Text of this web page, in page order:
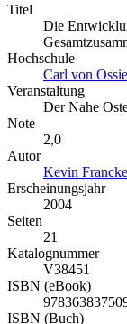
Titel
Die
Hochschule
Carl von
Veranstaltung
Der Nahe
Note
2,0
Autor
Kevin
Erscheinungsjahr
2004
Seiten
21
Katalognummer
V38451
ISBN (eBook)
ISBN (Buch)